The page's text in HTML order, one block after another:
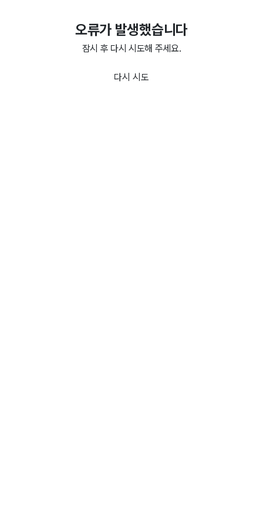
오류가 발생했습니다
잠시 후 다시 시도해 주세요.
다시 시도